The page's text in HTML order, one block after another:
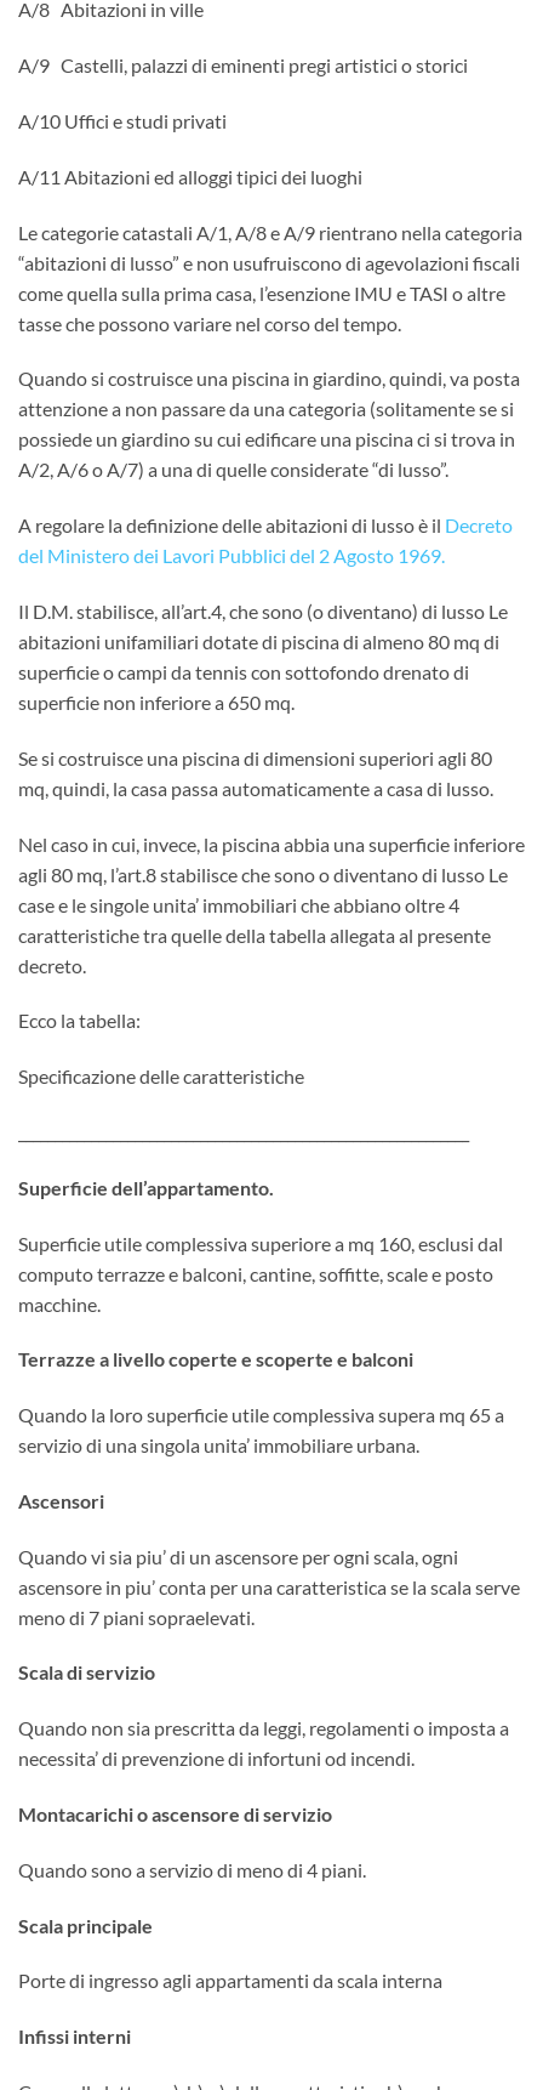
A/8 Abitazioni in ville
A/9 Castelli, palazzi di eminenti pregi artistici o storici
A/10 Uffici e studi privati
A/11 Abitazioni ed alloggi tipici dei luoghi
Le categorie catastali A/1, A/8 e A/9 rientrano nella categoria
“abitazioni di lusso” e non usufruiscono di agevolazioni fiscali
come quella sulla prima casa, l’esenzione IMU e TASI o altre
tasse che possono variare nel corso del tempo.
Quando si costruisce una piscina in giardino, quindi, va posta
attenzione a non passare da una categoria (solitamente se si
possiede un giardino su cui edificare una piscina ci si trova in
A/2, A/6 o A/7) a una di quelle considerate “di lusso”.
A regolare la definizione delle abitazioni di lusso è il Decreto
del Ministero dei Lavori Pubblici del 2 Agosto 1969.
Il D.M. stabilisce, all’art.4, che sono (o diventano) di lusso Le
abitazioni unifamiliari dotate di piscina di almeno 80 mq di
superficie o campi da tennis con sottofondo drenato di
superficie non inferiore a 650 mq.
Se si costruisce una piscina di dimensioni superiori agli 80
mq, quindi, la casa passa automaticamente a casa di lusso.
Nel caso in cui, invece, la piscina abbia una superficie inferiore
agli 80 mq, l’art.8 stabilisce che sono o diventano di lusso Le
case e le singole unita’ immobiliari che abbiano oltre 4
caratteristiche tra quelle della tabella allegata al presente
decreto.
Ecco la tabella:
Specificazione delle caratteristiche
Superficie dell’appartamento.
Superficie utile complessiva superiore a mq 160, esclusi dal
computo terrazze e balconi, cantine, soffitte, scale e posto
macchine.
Terrazze a livello coperte e scoperte e balconi
Quando la loro superficie utile complessiva supera mq 65 a
servizio di una singola unita’ immobiliare urbana.
Ascensori
Quando vi sia piu’ di un ascensore per ogni scala, ogni
ascensore in piu’ conta per una caratteristica se la scala serve
meno di 7 piani sopraelevati.
Scala di servizio
Quando non sia prescritta da leggi, regolamenti o imposta a
necessita’ di prevenzione di infortuni od incendi.
Montacarichi o ascensore di servizio
Quando sono a servizio di meno di 4 piani.
Scala principale
Porte di ingresso agli appartamenti da scala interna
Infissi interni